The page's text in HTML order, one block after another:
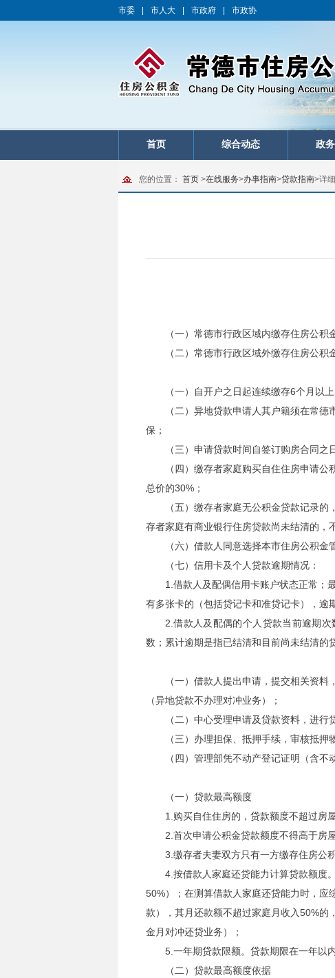
市委 市人大 市政府 市政协
首页 综合动态 政
您的位置： 首页 >在线服务>办事指南>贷款指南>详
（一）常德市行政区域内缴存住房公
（二）常德市行政区域外缴存住房公
（一）自开户之日起连续缴存6个月以
（二）异地贷款申请人其户籍须在常
保；
（三）申请贷款时间自签订购房合同之
（四）缴存者家庭购买自住住房申请
总价的30%；
（五）缴存者家庭无公积金贷款记录
存者家庭有商业银行住房贷款尚未结清的，
（六）借款人同意选择本市住房公积
（七）信用卡及个人贷款逾期情况：
1.借款人及配偶信用卡账户状态正常；
有多张卡的（包括贷记卡和准贷记卡），逾
2.借款人及配偶的个人贷款当前逾期
数；累计逾期是指已结清和目前尚未结清的
（一）借款人提出申请，提交相关资
（异地贷款不办理对冲业务）；
（二）中心受理申请及贷款资料，进行
（三）办理担保、抵押手续，审核抵押
（四）管理部凭不动产登记证明（含不
（一）贷款最高额度
1.购买自住住房的，贷款额度不超过房
2.首次申请公积金贷款额度不得高于房
3.缴存者夫妻双方只有一方缴存住房公
4.按借款人家庭还贷能力计算贷款额度
50%）；在测算借款人家庭还贷能力时，应
款），其月还款额不超过家庭月收入50%的
金月对冲还贷业务）；
5.一年期贷款限额。贷款期限在一年以
（二）贷款最高额度依据